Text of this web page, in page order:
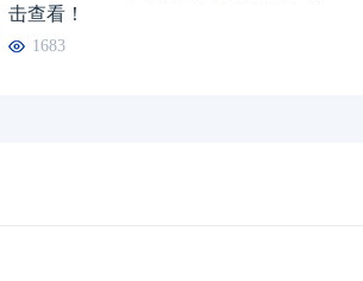
击查看！
1683